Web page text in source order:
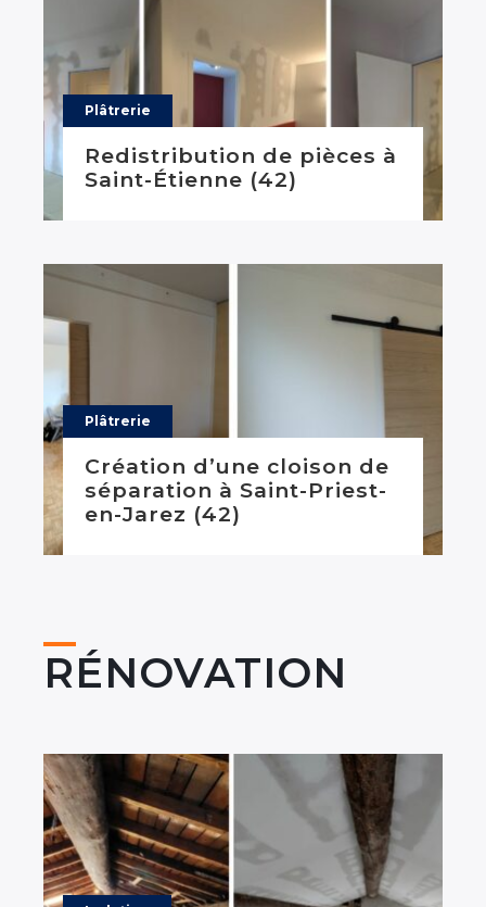
Plâtrerie
Redistribution de pièces à
Saint-Étienne (42)
Plâtrerie
Création d’une cloison de
séparation à Saint-Priest-
en-Jarez (42)
RÉNOVATION